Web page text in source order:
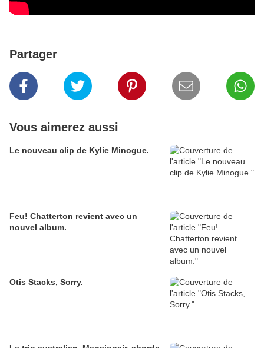
Partager
Vous aimerez aussi
Le nouveau clip de Kylie Minogue.
Feu! Chatterton revient avec un
nouvel album.
Otis Stacks, Sorry.